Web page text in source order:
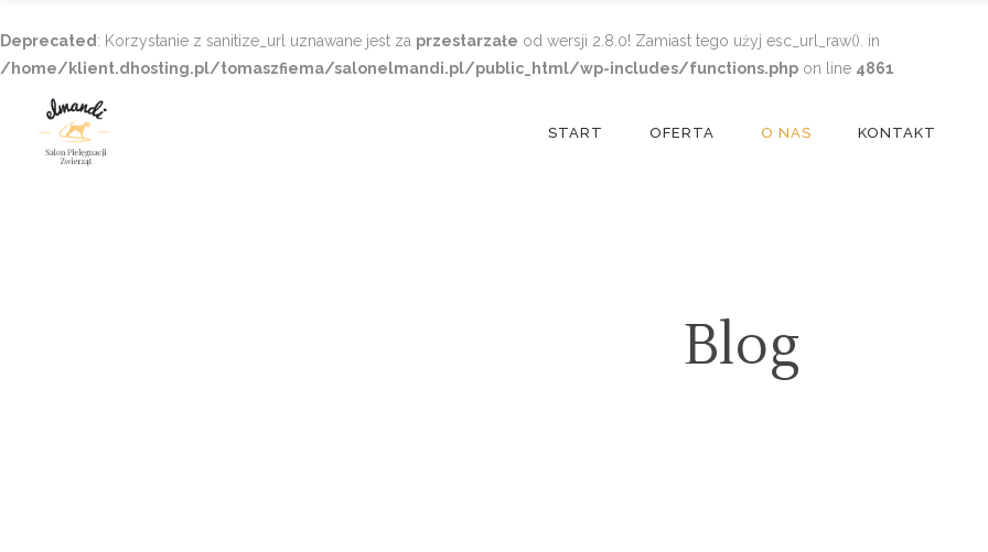
Deprecated : Korzystanie z sanitize_url uznawane jest za przestarzałe od wersji 2.8.0! Zamiast tego użyj esc_url_raw(). in
/home/klient.dhosting.pl/tomaszfiema/salonelmandi.pl/public_html/wp-includes/functions.php on line 4861
START OFERTA O NAS KONTAKT
Blog